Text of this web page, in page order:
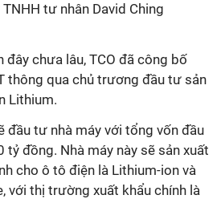
tư nhân David Ching
đây chưa lâu, TCO đã công bố
thông qua chủ trương đầu tư sản
Lithium.
đầu tư nhà máy với tổng vốn đầu
đồng. Nhà máy này sẽ sản xuất
cho ô tô điện là Lithium-ion và
với thị trường xuất khẩu chính là